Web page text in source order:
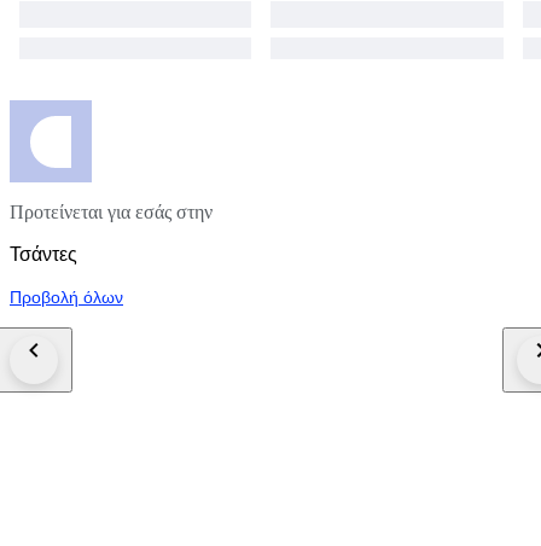
Προτείνεται για εσάς στην
Τσάντες
Προβολή όλων